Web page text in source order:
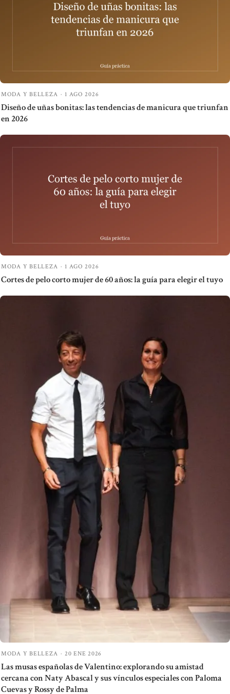
MODA Y BELLEZA · 1 AGO 2026
Diseño de uñas bonitas: las tendencias de manicura que triunfan
en 2026
MODA Y BELLEZA · 1 AGO 2026
Cortes de pelo corto mujer de 60 años: la guía para elegir el tuyo
MODA Y BELLEZA · 20 ENE 2026
Las musas españolas de Valentino: explorando su amistad
cercana con Naty Abascal y sus vínculos especiales con Paloma
Cuevas y Rossy de Palma